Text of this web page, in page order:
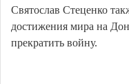
Святослав Стеценко
достижения мира на
прекратить войну.